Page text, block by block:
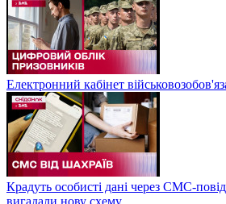
Електронний кабінет
Крадуть особисті дані через СМС-
вигадали нову схему